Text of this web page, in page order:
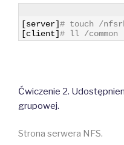
[server]# touch /
[client]# ll /common
Ćwiczenie 2.
grupowej.
Strona serwera NFS.